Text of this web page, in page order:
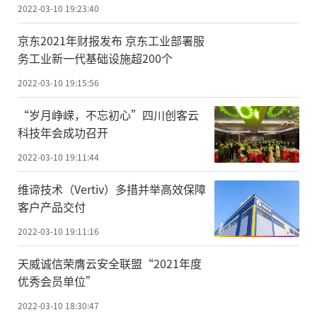
2022-03-10 19:23:40
京东2021年财报发布 京东工业部署服
务工业新一代基础设施超200个
2022-03-10 19:15:56
“岁月峥嵘，不忘初心”四川创客云
科技年会成功召开
2022-03-10 19:11:44
维谛技术（Vertiv）多措并举高效保障
客户产品交付
2022-03-10 19:11:16
天威诚信荣膺云安全联盟“2021年度
优秀会员单位”
2022-03-10 18:30:47